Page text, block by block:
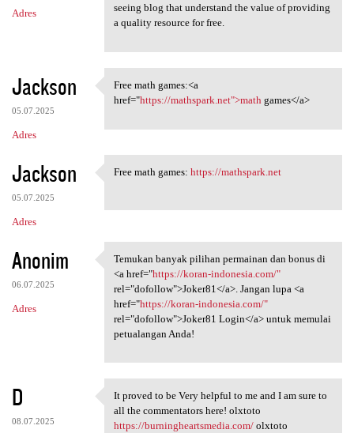
Adres
seeing blog that understand the value of providing
a quality resource for free.
Jackson
05.07.2025
Adres
Free math games:<a href=
Free math games:<a
href="https://mathspark.net">mathgames</a>
Jackson
05.07.2025
Adres
Free math games: https:/
Free math games: https://mathspark.net
Anonim
06.07.2025
Adres
Temukan banyak pilihan
Temukan banyak pilihan permainan dan bonus di
<a href="https://koran-indonesia.com/"
rel="dofollow">Joker81</a>. Jangan lupa <a
href="https://koran-indonesia.com/"
rel="dofollow">Joker81 Login</a> untuk memulai
petualangan Anda!
D
08.07.2025
It proved to be Very helpful
It proved to be Very helpful to me and I am sure to
all the commentators here! olxtoto
https://burningheartsmedia.com/olxtoto